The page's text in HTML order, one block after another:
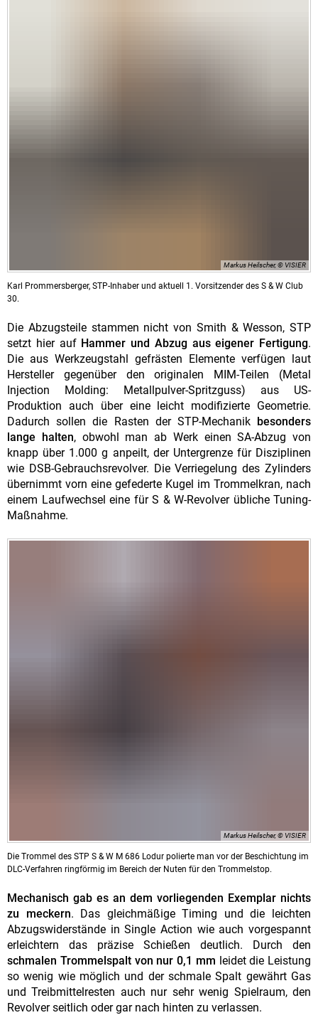
Markus Heilscher, © VISIER
Karl Prommersberger, STP-Inhaber und aktuell 1. Vorsitzender des S & W Club
30.
Die Abzugsteile stammen nicht von Smith & Wesson, STP
setzt hier auf Hammer und Abzug aus eigener Fertigung.
Die aus Werkzeugstahl gefrästen Elemente verfügen laut
Hersteller gegenüber den originalen MIM-Teilen (Metal
Injection Molding: Metallpulver-Spritzguss) aus US-
Produktion auch über eine leicht modifizierte Geometrie.
Dadurch sollen die Rasten der STP-Mechanik besonders
lange halten, obwohl man ab Werk einen SA-Abzug von
knapp über 1.000 g anpeilt, der Untergrenze für Disziplinen
wie DSB-Gebrauchsrevolver. Die Verriegelung des Zylinders
übernimmt vorn eine gefederte Kugel im Trommelkran, nach
einem Laufwechsel eine für S & W-Revolver übliche Tuning-
Maßnahme.
Markus Heilscher, © VISIER
Die Trommel des STP S & W M 686 Lodur polierte man vor der Beschichtung im
DLC-Verfahren ringförmig im Bereich der Nuten für den Trommelstop.
Mechanisch gab es an dem vorliegenden Exemplar nichts
zu meckern. Das gleichmäßige Timing und die leichten
Abzugswiderstände in Single Action wie auch vorgespannt
erleichtern das präzise Schießen deutlich. Durch den
schmalen Trommelspalt von nur 0,1 mm leidet die Leistung
so wenig wie möglich und der schmale Spalt gewährt Gas
und Treibmittelresten auch nur sehr wenig Spielraum, den
Revolver seitlich oder gar nach hinten zu verlassen.